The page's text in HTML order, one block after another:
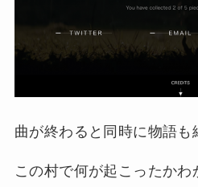
曲が終わると同時に物語も
この村で何が起こったかわ